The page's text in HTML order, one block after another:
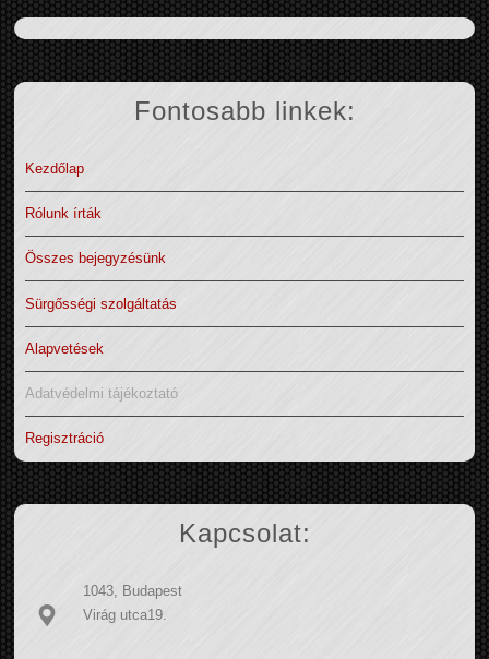
Fontosabb linkek:
Kezdőlap
Rólunk írták
Összes bejegyzésünk
Sürgősségi szolgáltatás
Alapvetések
Adatvédelmi tájékoztató
Regisztráció
Kapcsolat:
1043, Budapest
Virág utca19.